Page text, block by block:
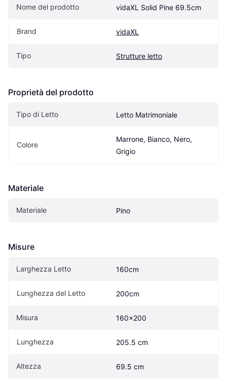
Nome del prodotto vidaXL Solid Pine 69.5cm
Brand vidaXL
Tipo Strutture letto
Proprietà del prodotto
Tipo di Letto Letto Matrimoniale
Colore
Marrone, Bianco, Nero,
Grigio
Materiale
Materiale Pino
Misure
Larghezza Letto 160cm
Lunghezza del Letto 200cm
Misura 160x200
Lunghezza 205.5 cm
Altezza 69.5 cm